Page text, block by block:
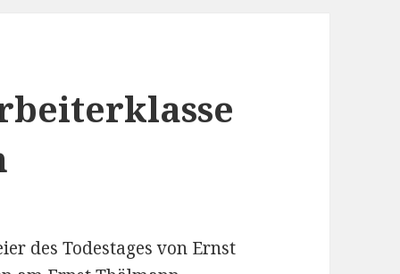
des Todestages von Ernst